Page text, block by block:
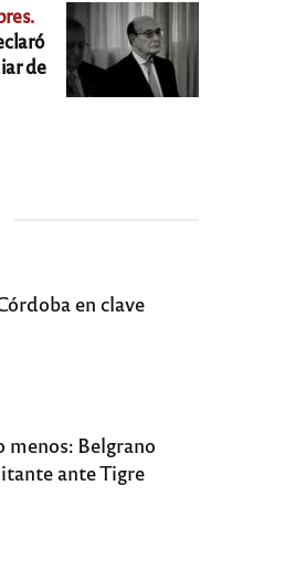
de
en clave
menos: Belgrano
ante Tigre